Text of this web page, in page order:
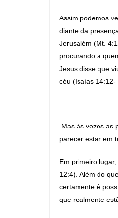
Assim podemos
diante da
Jerusalém (Mt.
procurando a
Jesus disse que
céu (Isaías 14:12-
Mas às vezes as
parecer estar em
Em primeiro lugar,
12:4). Além do
certamente é
que realmente